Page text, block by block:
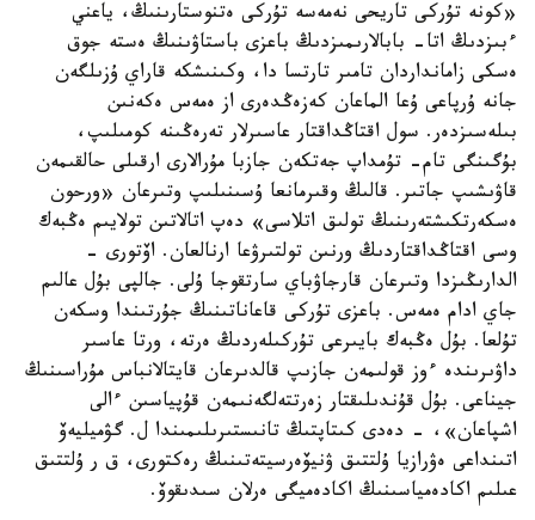
«كونە تۇركى تاريحى نەمەسە تۇركى ەتنوستارىنىڭ، ياعني
ءبىزدىڭ اتا- بابالارىمىزدىڭ باعزى باستاۋىنىڭ ەستە جوق
ەسكى زامانداردان تامىر تارتسا دا، وكىنىشكە قاراي ۇزىلگەن
جانە ۇرپاعى ۇعا الماعان كەزەڭدەرى از ەمەس ەكەنىن
بىلەسىزدەر. سول اقتاڭداقتار عاسىرلار تەرەڭىنە كومىلىپ،
بۇگىنگى تام- تۇمداپ جەتكەن جازبا مۇرالارى ارقىلى حالقىمەن
قاۋىشىپ جاتىر. قالىڭ وقىرمانعا ۇسىنىلىپ وتىرعان «ورحون
ەسكەرتكىشتەرىنىڭ تولىق اتلاسى» دەپ اتالاتىن تولايىم ەڭبەك
وسى اقتاڭداقتاردىڭ ورنىن تولتىرۋعا ارنالعان. اۆتورى -
الدارىڭىزدا وتىرعان قارجاۋباي سارتقوجا ۇلى. جالپى بۇل عالىم
جاي ادام ەمەس. باعزى تۇركى قاعاناتىنىڭ جۇرتىندا وسكەن
تۇلعا. بۇل ەڭبەك بايىرعى تۇركىلەردىڭ ەرتە، ورتا عاسىر
داۋىرىندە ءوز قولىمەن جازىپ قالدىرعان قايتالانباس مۇراسىنىڭ
جيناعى. بۇل قۇندىلىقتار زەرتتەلگەنىمەن قۇپياسىن ءالى
اشپاعان»، - دەدى كىتاپتىڭ تانىستىرىلىمىندا ل. گۋميليەۆ
اتىنداعى ەۋرازيا ۇلتتىق ۋنيۆەرسيتەتىنىڭ رەكتورى، ق ر ۇلتتىق
عىلىم اكادەمياسىنىڭ اكادەميگى ەرلان سىدىقوۆ.